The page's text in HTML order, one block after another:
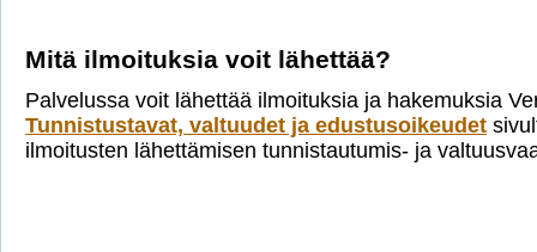
Mitä ilmoituksia voit lähettää?
Palvelussa voit lähettää ilmoituksia ja hakemuksia
Tunnistustavat, valtuudet ja edustusoikeudet
ilmoitusten lähettämisen tunnistautumis- ja